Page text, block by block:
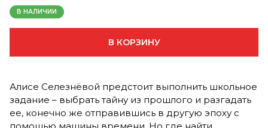
В НАЛИЧИИ
В КОРЗИНУ
Алисе Селезнёвой предстоит выполнить школьное
задание – выбрать тайну из прошлого и разгадать
ее, конечно же отправившись в другую эпоху с